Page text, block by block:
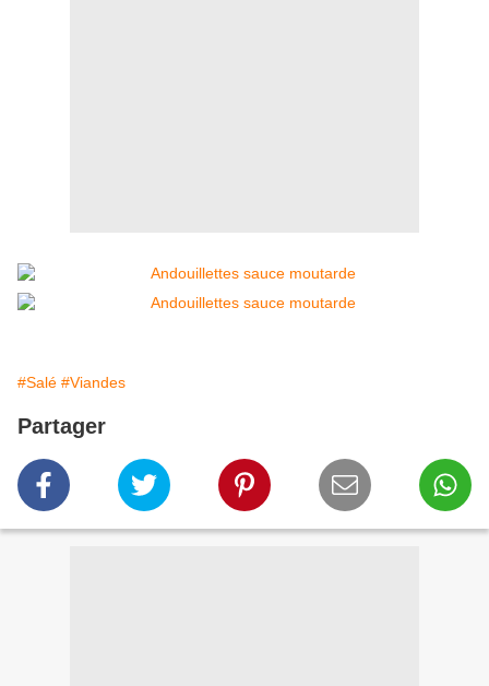
#Salé #Viandes
Partager